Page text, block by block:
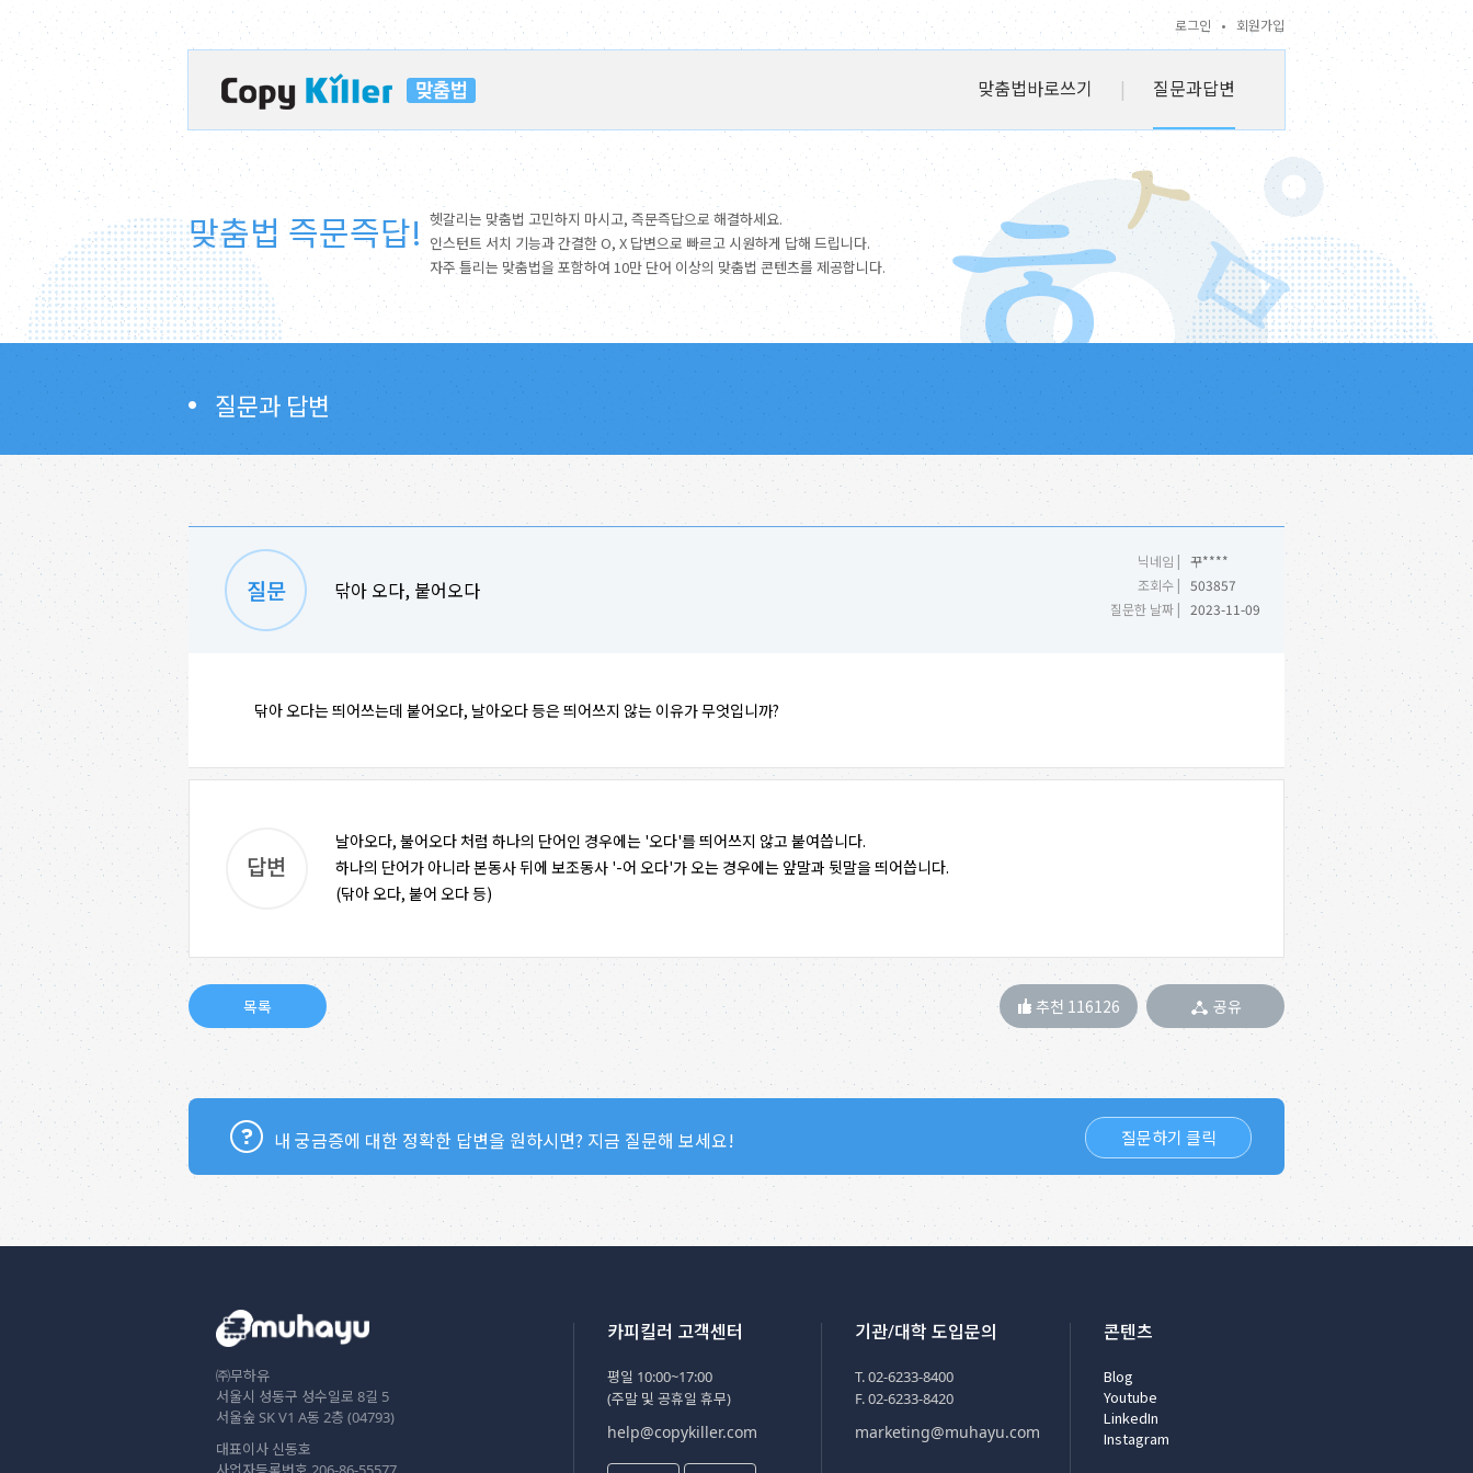
로그인 • 회원가입
맞춤법바로쓰기 | 질문과답변
맞춤법 즉문즉답! 헷갈리는 맞춤법 고민하지 마시고, 즉문즉답으로 해결하세요.
인스턴트 서치 기능과 간결한 O, X 답변으로 빠르고 시원하게 답해 드립니다.
자주 틀리는 맞춤법을 포함하여 10만 단어 이상의 맞춤법 콘텐츠를 제공합니다.
질문과 답변
닉네임 | 꾸****
조회수 | 503857
질문한 날짜 | 2023-11-09
닦아 오다, 붙어오다
닦아 오다는 띄어쓰는데 붙어오다, 날아오다 등은 띄어쓰지 않는 이유가 무엇입니까?
날아오다, 불어오다 처럼 하나의 단어인 경우에는 '오다'를 띄어쓰지 않고 붙여씁니다.
하나의 단어가 아니라 본동사 뒤에 보조동사 '-어 오다'가 오는 경우에는 앞말과 뒷말을 띄어씁니다.
(닦아 오다, 붙어 오다 등)
추천 116126 공유
질문하기 클릭
내 궁금증에 대한 정확한 답변을 원하시면? 지금 질문해 보세요!
㈜무하유
서울시 성동구 성수일로 8길 5
서울숲 SK V1 A동 2층 (04793)
대표이사 신동호
카피킬러 고객센터
평일 10:00~17:00
(주말 및 공휴일 휴무)
help@copykiller.com
기관/대학 도입문의
T. 02-6233-8400
F. 02-6233-8420
marketing@muhayu.com
콘텐츠
Blog
Youtube
LinkedIn
Instagram